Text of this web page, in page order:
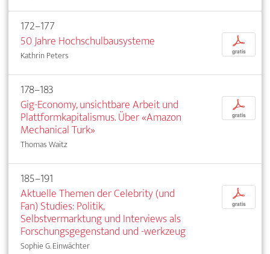
172–177
50 Jahre Hochschulbausysteme
Kathrin Peters
p
gratis
178–183
Gig-Economy, unsichtbare Arbeit und
Plattformkapitalismus. Über «Amazon
Mechanical Turk»
Thomas Waitz
p
gratis
185–191
Aktuelle Themen der Celebrity (und
Fan) Studies: Politik,
Selbstvermarktung und Interviews als
Forschungsgegenstand und -werkzeug
Sophie G. Einwächter
p
gratis